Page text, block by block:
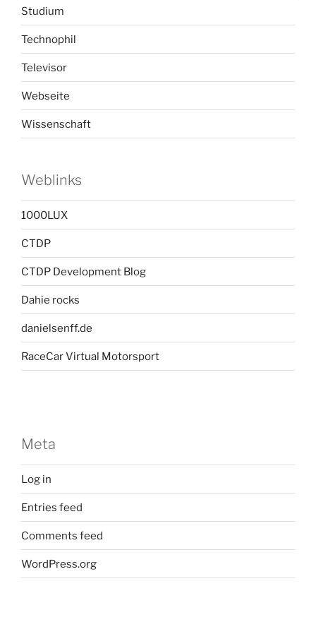
Studium
Technophil
Televisor
Webseite
Wissenschaft
Weblinks
1000LUX
CTDP
CTDP Development Blog
Dahie rocks
danielsenff.de
RaceCar Virtual Motorsport
Meta
Log in
Entries feed
Comments feed
WordPress.org